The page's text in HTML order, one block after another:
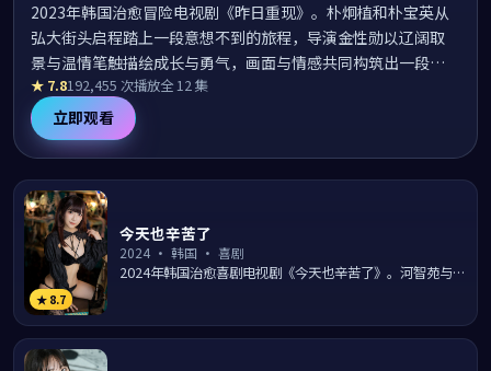
2023年韩国治愈冒险电视剧《昨日重现》。朴炯植和朴宝英从
弘大街头启程踏上一段意想不到的旅程，导演金性勋以辽阔取
景与温情笔触描绘成长与勇气，画面与情感共同构筑出一段难
忘的远行故事。
★ 7.8192,455 次播放全 12 集
立即观看
★ 8.7
今天也辛苦了
2024· 韩国 · 喜剧
2024年韩国治愈喜剧电视剧《今天也辛苦了》。河智苑与全